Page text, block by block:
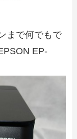
まで何でもで
EP-